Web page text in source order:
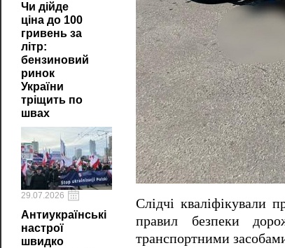
Чи дійде
ціна до 100
гривень за
літр:
бензиновий
ринок
України
тріщить по
швах
29.07.2026
Антиукраїнські
настрої
швидко
Слідчі кваліфікували
правил безпеки
транспортними